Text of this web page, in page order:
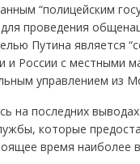
“полицейским
для проведения
Путина является
и России с местными
управлением из
на последних
которые
время наиболее